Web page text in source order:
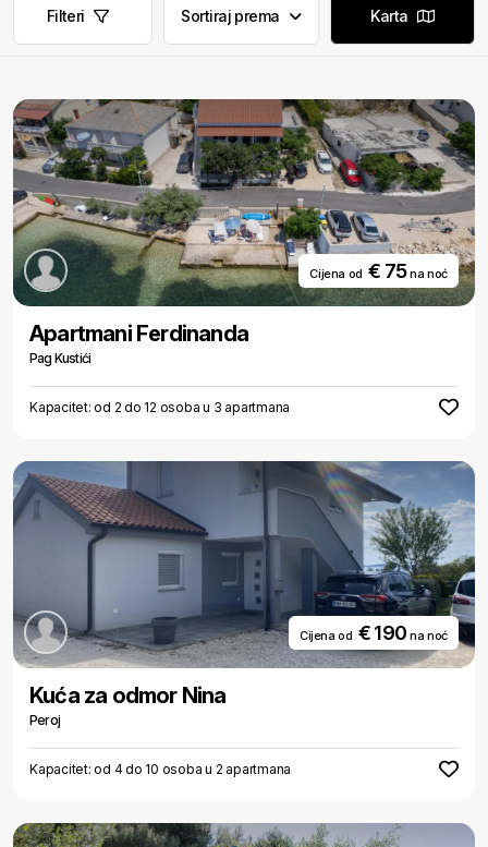
Filteri Sortiraj prema Karta
Cijena od € 75na noć
Apartmani Ferdinanda
Pag Kustići
Kapacitet: od 2 do 12 osoba u 3 apartmana
Cijena od € 190na noć
Kuća za odmor Nina
Peroj
Kapacitet: od 4 do 10 osoba u 2 apartmana